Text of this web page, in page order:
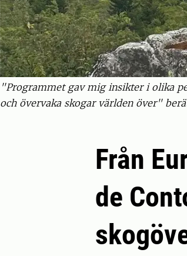
"Programmet gav mig insikter i olika
och övervaka skogar världen över"
Från
de